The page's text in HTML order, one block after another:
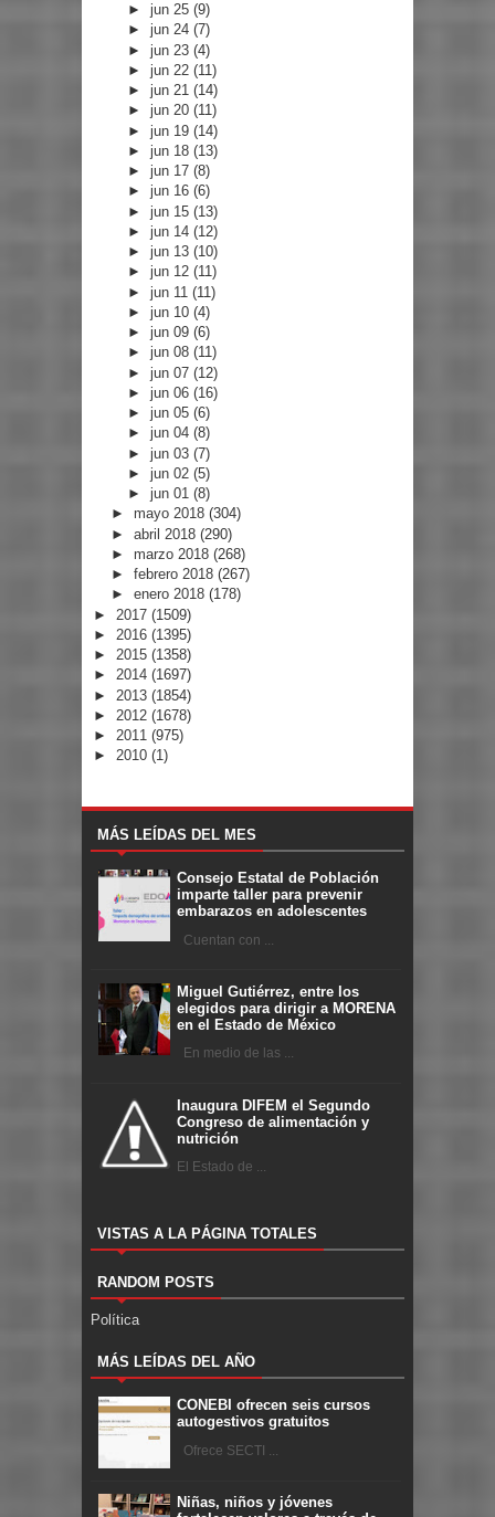
►jun 25(9)
►jun 24(7)
►jun 23(4)
►jun 22(11)
►jun 21(14)
►jun 20(11)
►jun 19(14)
►jun 18(13)
►jun 17(8)
►jun 16(6)
►jun 15(13)
►jun 14(12)
►jun 13(10)
►jun 12(11)
►jun 11(11)
►jun 10(4)
►jun 09(6)
►jun 08(11)
►jun 07(12)
►jun 06(16)
►jun 05(6)
►jun 04(8)
►jun 03(7)
►jun 02(5)
►jun 01(8)
► mayo 2018 (304)
► abril 2018 (290)
► marzo 2018 (268)
► febrero 2018 (267)
► enero 2018 (178)
► 2017 (1509)
► 2016 (1395)
► 2015 (1358)
► 2014 (1697)
► 2013 (1854)
► 2012 (1678)
► 2011 (975)
► 2010 (1)
MÁS LEÍDAS DEL MES
Consejo Estatal de Población
imparte taller para prevenir
embarazos en adolescentes
Cuentan con ...
Miguel Gutiérrez, entre los
elegidos para dirigir a MORENA
en el Estado de México
En medio de las ...
Inaugura DIFEM el Segundo
Congreso de alimentación y
nutrición
El Estado de ...
VISTAS A LA PÁGINA TOTALES
RANDOM POSTS
Política
MÁS LEÍDAS DEL AÑO
CONEBI ofrecen seis cursos
autogestivos gratuitos
Ofrece SECTI ...
Niñas, niños y jóvenes